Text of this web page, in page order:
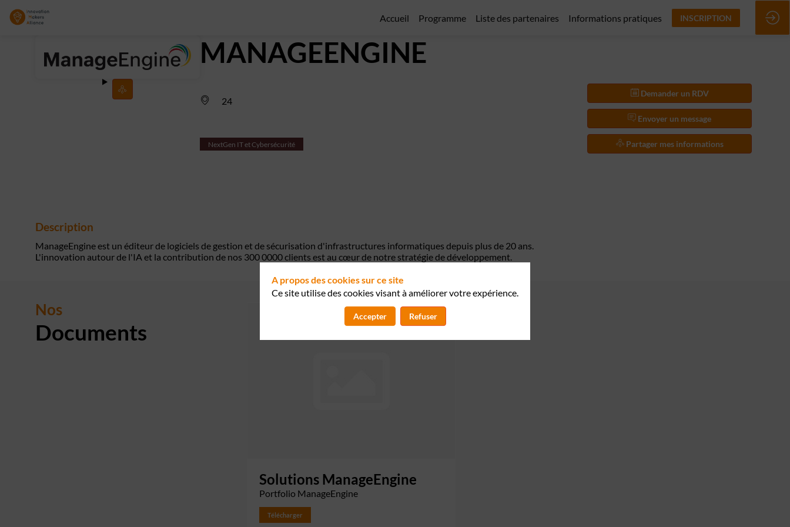
Accueil Programme Liste des partenaires Informations pratiques INSCRIPTION
Demander un RDV
Envoyer un message
Partager mes informations
MANAGEENGINE
24
NextGen IT et Cybersécurité
Description
ManageEngine est un éditeur de logiciels de gestion et de sécurisation d'infrastructures informatiques depuis plus de 20 ans.
L'innovation autour de l'IA et la contribution de nos 300 0000 clients est au cœur de notre stratégie de développement.
Nos
Documents
Solutions ManageEngine
Portfolio ManageEngine
Télécharger
A propos des cookies sur ce site
Ce site utilise des cookies visant à améliorer votre expérience.
Accepter Refuser